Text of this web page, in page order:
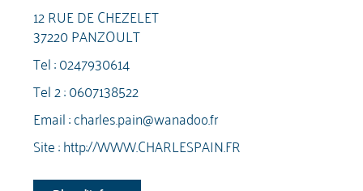
12 RUE DE CHEZELET
37220 PANZOULT
Tel :0247930614
Tel 2 :0607138522
Email :charles.pain@wanadoo.fr
Site :http://WWW.CHARLESPAIN.FR